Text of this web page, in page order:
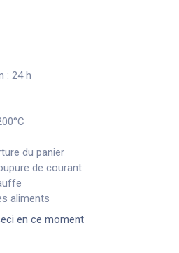
: 24 h
du panier
de courant
aliments
en ce moment